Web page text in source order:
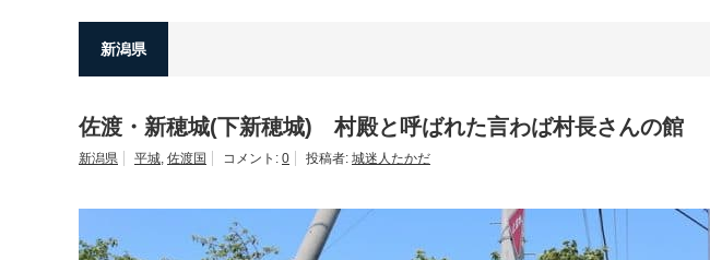
新潟県
佐渡・新穂城(下新穂城) 村殿と呼ばれた言わば村長さんの館
新潟県 平城, 佐渡国 コメント: 0 投稿者: 城迷人たかだ